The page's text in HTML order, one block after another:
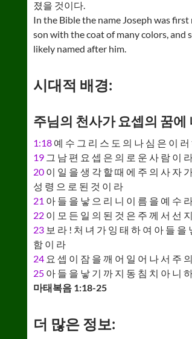
졌을 것이다.
In the Bible the name Joseph was
son with the coat of many colors, and
likely named after him.
시대적 배경:
주님의 천사가 요셉의 꿈에
1:18 예 수 그 리 스 도 의 나 심 은 이
19 그 남 편 요 셉 은 의 로 운 사 람 이
20 이 일 을 생 각 할 때 에 주 의 사 자
성 령 으 로 된 것 이 라
21 아 들 을 낳 으 리 니 이 름 을 예 수
22 이 모 든 일 의 된 것 은 주 께 서 선
23 보 라 ! 처 녀 가 잉 태 하 여 아 들 을
함 이 라
24 요 셉 이 잠 을 깨 어 일 어 나 서 주
25 아 들 을 낳 기 까 지 동 침 치 아 니
마태복음 1:18-25
더 많은 정보: